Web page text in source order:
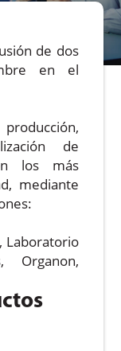
de dos
en el
de
los más
mediante
Laboratorio
Organon,